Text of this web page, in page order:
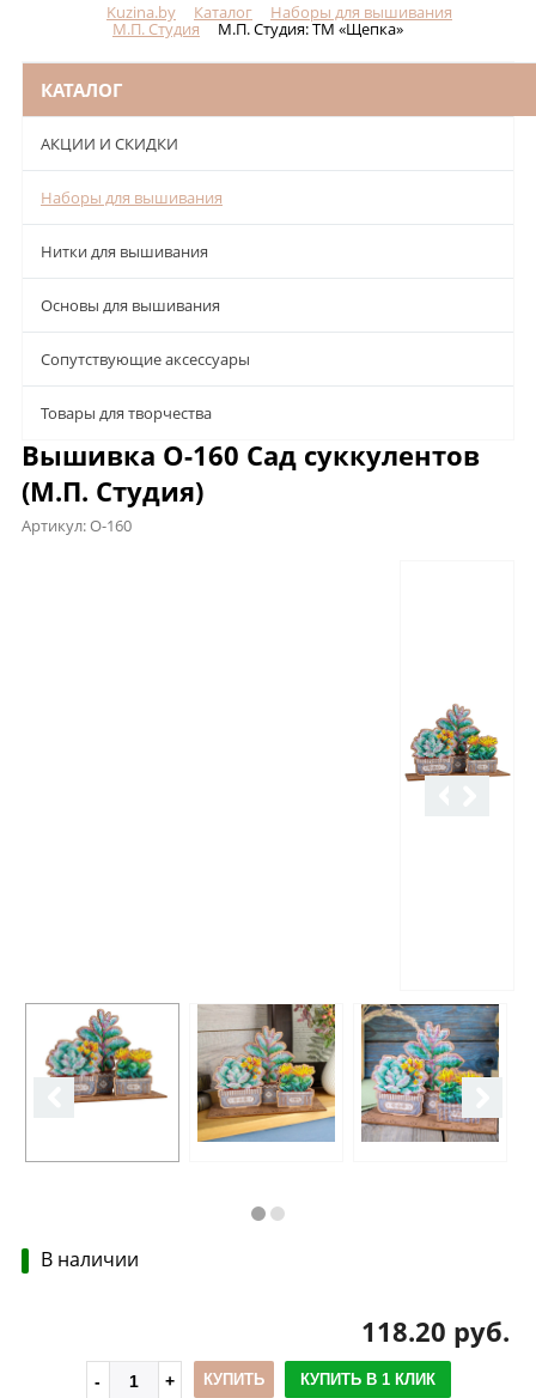
Kuzina.by Каталог Наборы для вышивания
М.П. Студия М.П. Студия: ТМ «Щепка»
КАТАЛОГ
АКЦИИ И СКИДКИ
Наборы для вышивания
Нитки для вышивания
Основы для вышивания
Сопутствующие аксессуары
Товары для творчества
Вышивка О-160 Сад суккулентов
(М.П. Студия)
Артикул:О-160
В наличии
118.20 руб.
КУПИТЬ КУПИТЬ В 1 КЛИК